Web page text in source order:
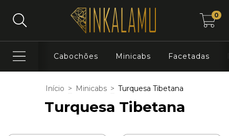
0
Cabochões Minicabs Facetadas
Início > Minicabs > Turquesa Tibetana
Turquesa Tibetana